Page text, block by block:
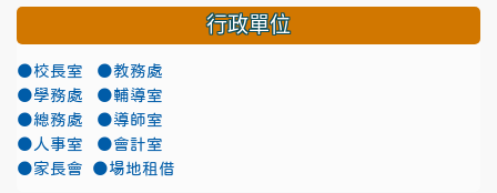
行政單位
●校長室
●教務處
●學務處
●輔導室
●總務處
●導師室
●人事室
●會計室
●家長會
●場地租借